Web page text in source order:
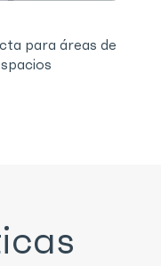
para áreas de